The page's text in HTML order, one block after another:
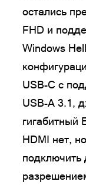
остались
FHD и
Windows
USB-C с
USB-A 3.1,
гигабитный
HDMI нет,
подключить